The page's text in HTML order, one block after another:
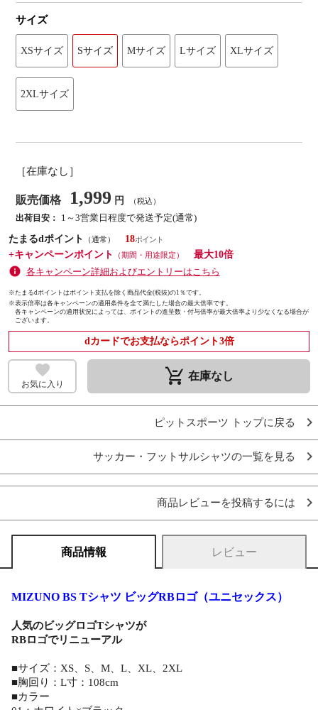
サイズ
XSサイズ Sサイズ Mサイズ Lサイズ XLサイズ
2XLサイズ
［在庫なし］
販売価格 1,999 円 （税込）
出荷目安：
1～3営業日程度で発送予定(通常)
たまるdポイント
（通常）
18
+キャンペーンポイント
（期間・用途限定）
最大10倍
各キャンペーン詳細およびエントリーはこちら
※たまるdポイントはポイント支払を除く商品代金(税抜)の1％です。
※表示倍率は各キャンペーンの適用条件を全て満たした場合の最大倍率です。
各キャンペーンの適用状況によっては、ポイントの進呈数・付与倍率が最大倍率より少なくなる場合が
ございます。
dカードでお支払ならポイント3倍
お気に入り remove_shopping_cart 在庫なし
ピットスポーツ トップに戻る
サッカー・フットサルシャツの一覧を見る
商品レビューを投稿するには
商品情報 レビュー
MIZUNO BS Tシャツ ビッグRBロゴ（ユニセックス）
人気のビッグロゴTシャツが
RBロゴでリニューアル
■サイズ：XS、S、M、L、XL、2XL
■胸回り：L寸：108cm
■カラー